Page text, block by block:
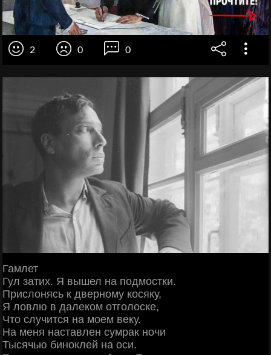
2 0 0
Гамлет
Гул затих. Я вышел на подмостки.
Прислонясь к дверному косяку,
Я ловлю в далеком отголоске,
Что случится на моем веку.
На меня наставлен сумрак ночи
Тысячью биноклей на оси.